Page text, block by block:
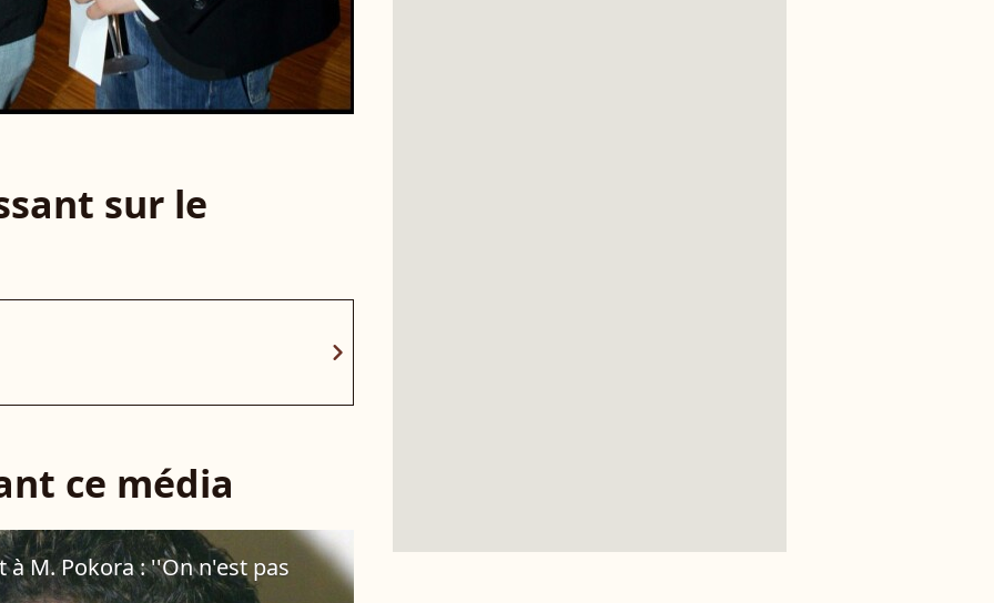
sur le
chevron_right
ce média
à M. Pokora : ''On n'est pas